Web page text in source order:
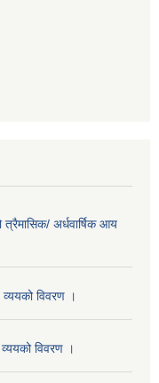
अर्धवार्षिक आय
विवरण ।
विवरण ।